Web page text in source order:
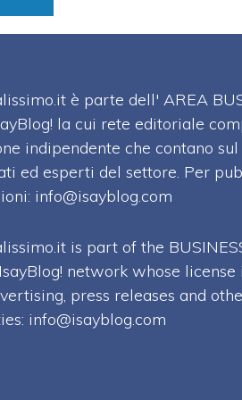
è parte dell' AREA
la cui rete editoriale
indipendente che contano
ed esperti del settore. Per
info@isayblog.com
is part of the
network whose
press releases and
info@isayblog.com